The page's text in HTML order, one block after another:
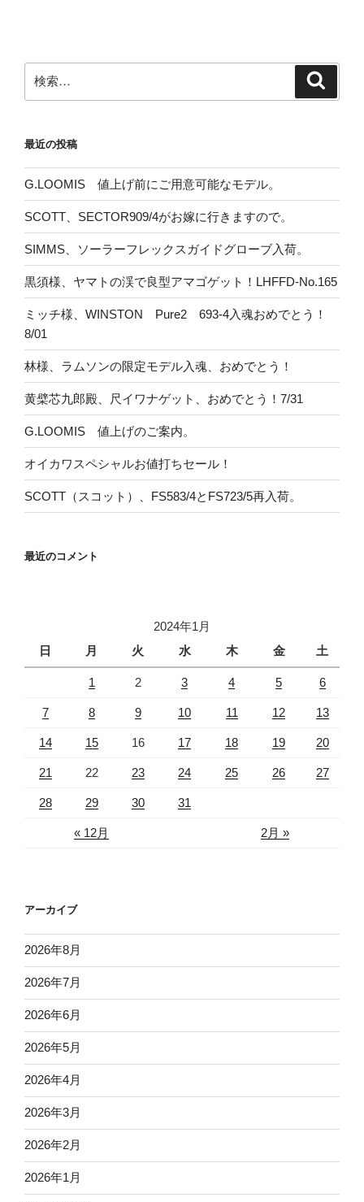
検
索:
最近の投稿
G.LOOMIS 値上げ前にご用意可能なモデル。
SCOTT、SECTOR909/4がお嫁に行きますので。
SIMMS、ソーラーフレックスガイドグローブ入荷。
黒須様、ヤマトの渓で良型アマゴゲット！LHFFD-No.165
ミッチ様、WINSTON Pure2 693-4入魂おめでとう！
8/01
林様、ラムソンの限定モデル入魂、おめでとう！
黄檗芯九郎殿、尺イワナゲット、おめでとう！7/31
G.LOOMIS 値上げのご案内。
オイカワスペシャルお値打ちセール！
SCOTT（スコット）、FS583/4とFS723/5再入荷。
最近のコメント
2024年1月
日
月 火 水 木 金 土
« 12月 2月 »
1 2 3 4 5 6
7 8 9 10 11 12 13
14 15 16 17 18 19 20
21 22 23 24 25 26 27
28 29 30 31
アーカイブ
2026年8月
2026年7月
2026年6月
2026年5月
2026年4月
2026年3月
2026年2月
2026年1月